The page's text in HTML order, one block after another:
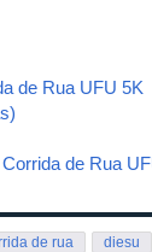
de Rua UFU 5K
de Rua
de rua diesu